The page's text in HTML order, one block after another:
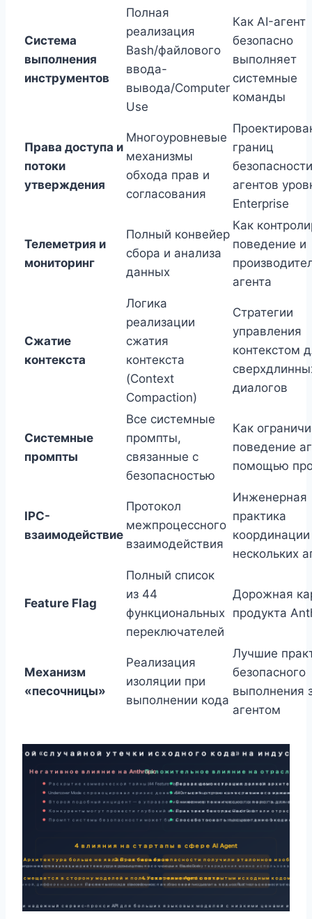
Система
выполнения
инструментов
Полная
реализация
Bash/файлового
ввода-
вывода/Computer
Use
Как AI-агент
безопасно
выполняет
системные
команды
Права доступа и
потоки
утверждения
Многоуровневые
механизмы
обхода прав и
согласования
границ
агентов
Enterprise
Телеметрия и
мониторинг
Полный конвейер
сбора и анализа
данных
Как
поведение и
агента
Сжатие
контекста
Логика
реализации
сжатия
контекста
(Context
Compaction)
Стратегии
управления
контекстом
диалогов
Системные
промпты
Все системные
промпты,
связанные с
безопасностью
Как
поведение
помощью
IPC-
взаимодействие
Протокол
межпроцессного
взаимодействия
Инженерная
практика
координации
нескольких
Feature Flag
Полный список
из 44
функциональных
переключателей
Дорожная
продукта
Механизм
«песочницы»
Реализация
изоляции при
выполнении кода
Лучшие
безопасного
выполнения
агентом